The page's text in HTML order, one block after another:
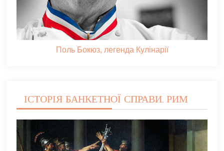
Поль Бокюз, легенда Кулінарії
ІСТОРІЯ БАНКЕТНОЇ СПРАВИ. РИМ